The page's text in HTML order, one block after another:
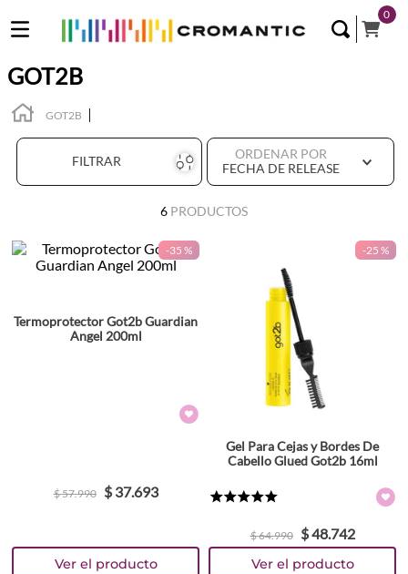
0
GOT2B
GOT2B
FILTRAR
ORDENAR POR
FECHA DE RELEASE
6 PRODUCTOS
-35 %
Termoprotector Got2b Guardian
Angel 200ml
$57.990 $ 37.693
-25 %
Gel Para Cejas y Bordes De
Cabello Glued Got2b 16ml
$64.990 $48.742